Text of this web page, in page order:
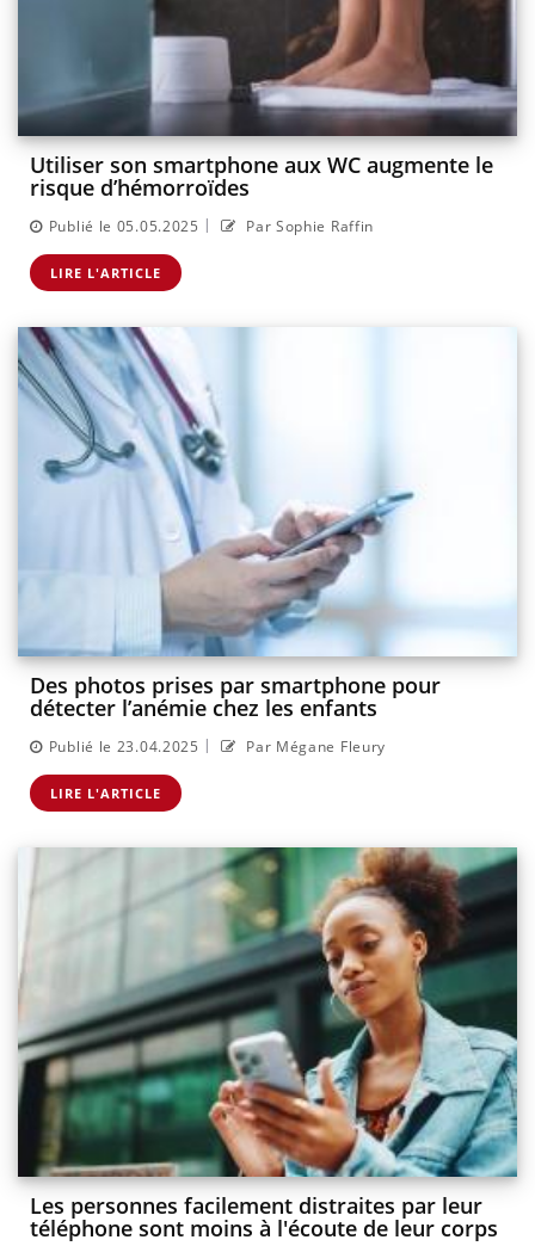
Utiliser son smartphone aux WC augmente le
risque d’hémorroïdes
Publié le 05.05.2025 | Par Sophie Raffin
LIRE L'ARTICLE
Des photos prises par smartphone pour
détecter l’anémie chez les enfants
Publié le 23.04.2025 | Par Mégane Fleury
LIRE L'ARTICLE
Les personnes facilement distraites par leur
téléphone sont moins à l'écoute de leur corps